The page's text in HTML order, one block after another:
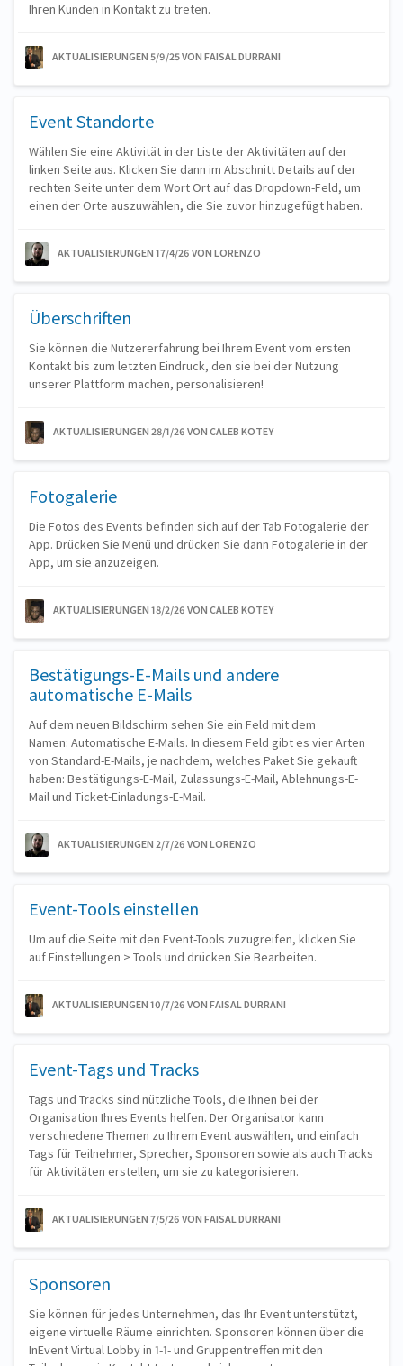
Ihren Kunden in Kontakt zu treten.
AKTUALISIERUNGEN 5/9/25VON FAISAL DURRANI
Event Standorte
Wählen Sie eine Aktivität in der Liste der Aktivitäten auf der
linken Seite aus. Klicken Sie dann im Abschnitt Details auf der
rechten Seite unter dem Wort Ort auf das Dropdown-Feld, um
einen der Orte auszuwählen, die Sie zuvor hinzugefügt haben.
AKTUALISIERUNGEN 17/4/26 VON LORENZO
Überschriften
Sie können die Nutzererfahrung bei Ihrem Event vom ersten
Kontakt bis zum letzten Eindruck, den sie bei der Nutzung
unserer Plattform machen, personalisieren!
AKTUALISIERUNGEN 28/1/26VON CALEB KOTEY
Fotogalerie
Die Fotos des Events befinden sich auf der Tab Fotogalerie der
App. Drücken Sie Menü und drücken Sie dann Fotogalerie in der
App, um sie anzuzeigen.
AKTUALISIERUNGEN 18/2/26VON CALEB KOTEY
Bestätigungs-E-Mails und andere
automatische E-Mails
Auf dem neuen Bildschirm sehen Sie ein Feld mit dem
Namen: Automatische E-Mails. In diesem Feld gibt es vier Arten
von Standard-E-Mails, je nachdem, welches Paket Sie gekauft
haben: Bestätigungs-E-Mail, Zulassungs-E-Mail, Ablehnungs-E-
Mail und Ticket-Einladungs-E-Mail.
AKTUALISIERUNGEN 2/7/26 VON LORENZO
Event-Tools einstellen
Um auf die Seite mit den Event-Tools zuzugreifen, klicken Sie
auf Einstellungen > Tools und drücken Sie Bearbeiten.
AKTUALISIERUNGEN 10/7/26VON FAISAL DURRANI
Event-Tags und Tracks
Tags und Tracks sind nützliche Tools, die Ihnen bei der
Organisation Ihres Events helfen. Der Organisator kann
verschiedene Themen zu Ihrem Event auswählen, und einfach
Tags für Teilnehmer, Sprecher, Sponsoren sowie als auch Tracks
für Aktivitäten erstellen, um sie zu kategorisieren.
AKTUALISIERUNGEN 7/5/26VON FAISAL DURRANI
Sponsoren
Sie können für jedes Unternehmen, das Ihr Event unterstützt,
eigene virtuelle Räume einrichten. Sponsoren können über die
InEvent Virtual Lobby in 1-1- und Gruppentreffen mit den